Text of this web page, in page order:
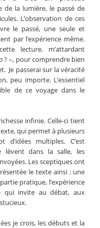
de la lumière, le passé de
L’observation de ces
le passé, une seule et
par l’expérience même.
lecture, m’attardant
? –, pour comprendre bien
Je passerai sur la véracité
peu importe. L’essentiel
de ce voyage dans le
infinie. Celle-ci tient
qui permet à plusieurs
multiples. C’est
lèvent dans la salle, les
Les sceptiques ont
le texte ainsi : une
pratique, l’expérience
qui invite au débat, aux
je crois, les débuts et la